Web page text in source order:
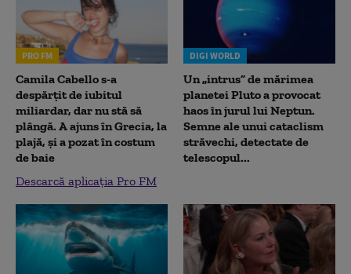
PRO FM
Camila Cabello s-a
despărțit de iubitul
miliardar, dar nu stă să
plângă. A ajuns în Grecia, la
plajă, și a pozat în costum
de baie
Descarcă aplicația Pro FM
DIGI WORLD
Un „intrus” de mărimea
planetei Pluto a provocat
haos în jurul lui Neptun.
Semne ale unui cataclism
străvechi, detectate de
telescopul...